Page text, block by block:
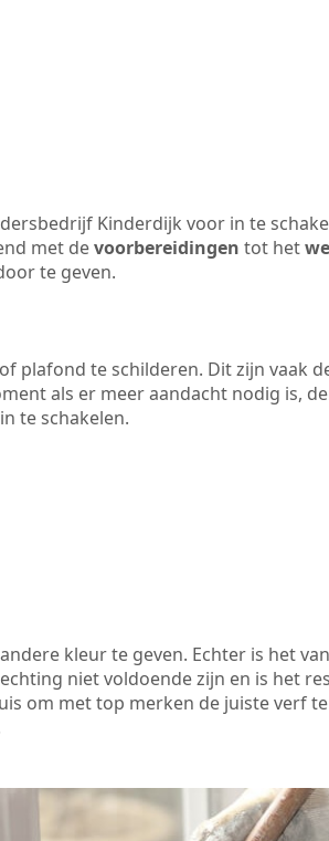
Kinderdijk voor in te
met devoorbereidingen tot het
te geven.
plafond te schilderen. Dit zijn vaak
als er meer aandacht nodig is,
te schakelen.
kleur te geven. Echter is het
niet voldoende zijn en is het
om met top merken de juiste verf